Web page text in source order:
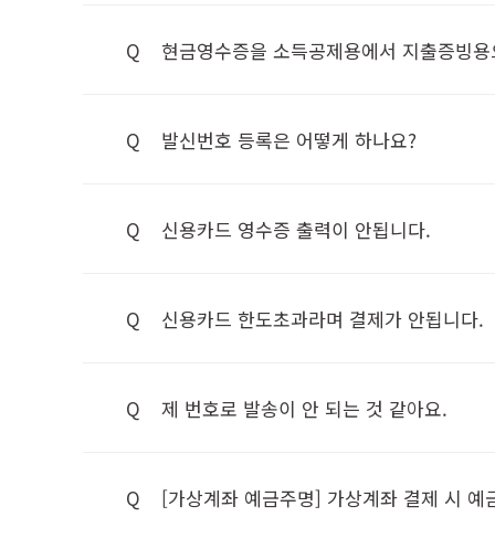
Q 현금영수증을 소득공제용에서 지출증빙
Q 발신번호 등록은 어떻게 하나요?
Q 신용카드 영수증 출력이 안됩니다.
Q 신용카드 한도초과라며 결제가 안됩니다.
Q 제 번호로 발송이 안 되는 것 같아요.
Q [가상계좌 예금주명] 가상계좌 결제 시